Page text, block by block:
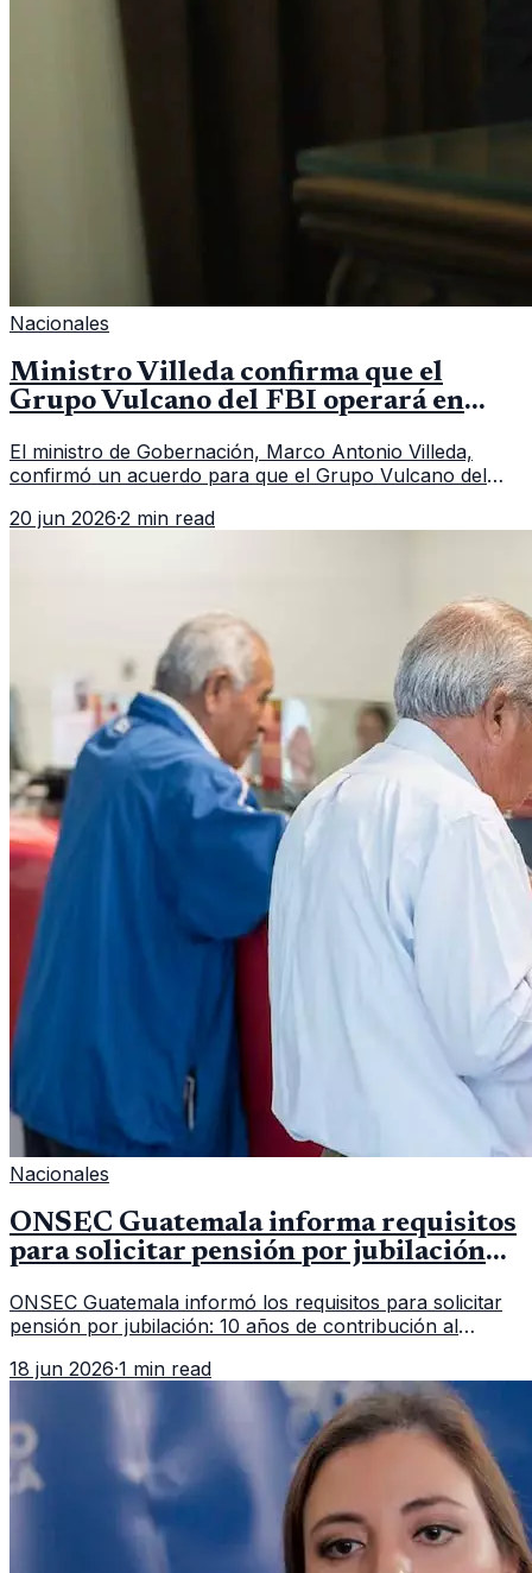
Nacionales
Ministro Villeda confirma que el
Grupo Vulcano del FBI operará en
El ministro de Gobernación, Marco Antonio Villeda,
confirmó un acuerdo para que el Grupo Vulcano del
fallido con la administración anterior del Ministerio
20 jun 2026·2 min read
Nacionales
ONSEC Guatemala informa requisitos
para solicitar pensión por jubilación
ONSEC Guatemala informó los requisitos para solicitar
pensión por jubilación: 10 años de contribución al
importar edad.
18 jun 2026·1 min read